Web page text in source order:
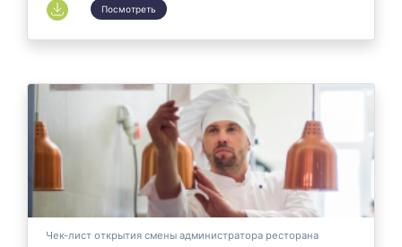
Посмотреть
Чек-лист открытия смены администратора ресторана